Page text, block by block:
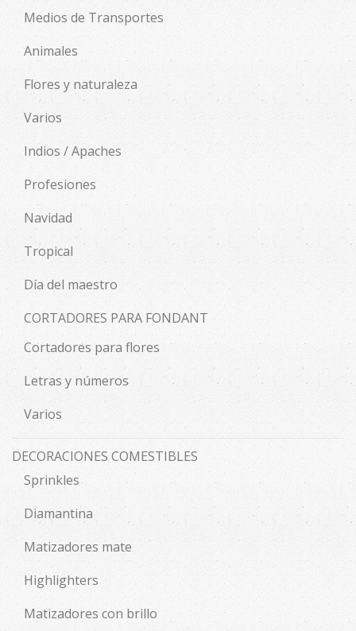
Medios de Transportes
Animales
Flores y naturaleza
Varios
Indios / Apaches
Profesiones
Navidad
Tropical
Día del maestro
CORTADORES PARA FONDANT
Cortadores para flores
Letras y números
Varios
DECORACIONES COMESTIBLES
Sprinkles
Diamantina
Matizadores mate
Highlighters
Matizadores con brillo